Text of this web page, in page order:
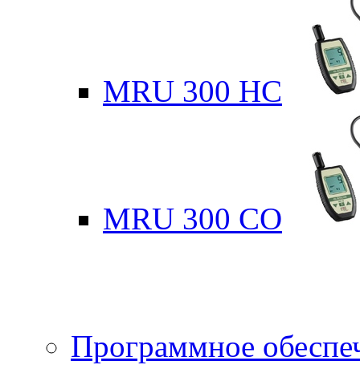
MRU 300 HC
MRU 300 CO
Программное